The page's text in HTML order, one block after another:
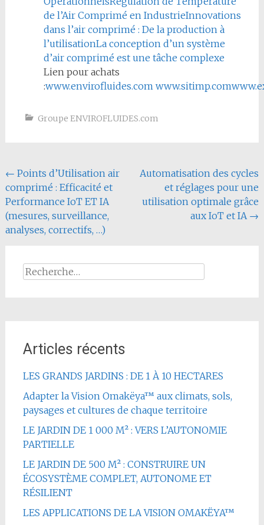
de l’Air Comprimé en IndustrieInnovations
dans l’air comprimé : De la production à
l’utilisationLa conception d’un système
d’air comprimé est une tâche complexe
Lien pour achats
:www.envirofluides.com www.sitimp.com
Groupe ENVIROFLUIDES.com
Navigation
de
l'article
← Points d’Utilisation air
comprimé : Efficacité et
Performance IoT ET IA
(mesures, surveillance,
analyses, correctifs, …)
Automatisation des cycles
et réglages pour une
utilisation optimale grâce
aux IoT et IA →
Rechercher :
Articles récents
LES GRANDS JARDINS : DE 1 À 10 HECTARES
Adapter la Vision Omakëya™ aux climats, sols,
paysages et cultures de chaque territoire
LE JARDIN DE 1 000 M² : VERS L’AUTONOMIE
PARTIELLE
LE JARDIN DE 500 M² : CONSTRUIRE UN
ÉCOSYSTÈME COMPLET, AUTONOME ET
RÉSILIENT
LES APPLICATIONS DE LA VISION OMAKËYA™